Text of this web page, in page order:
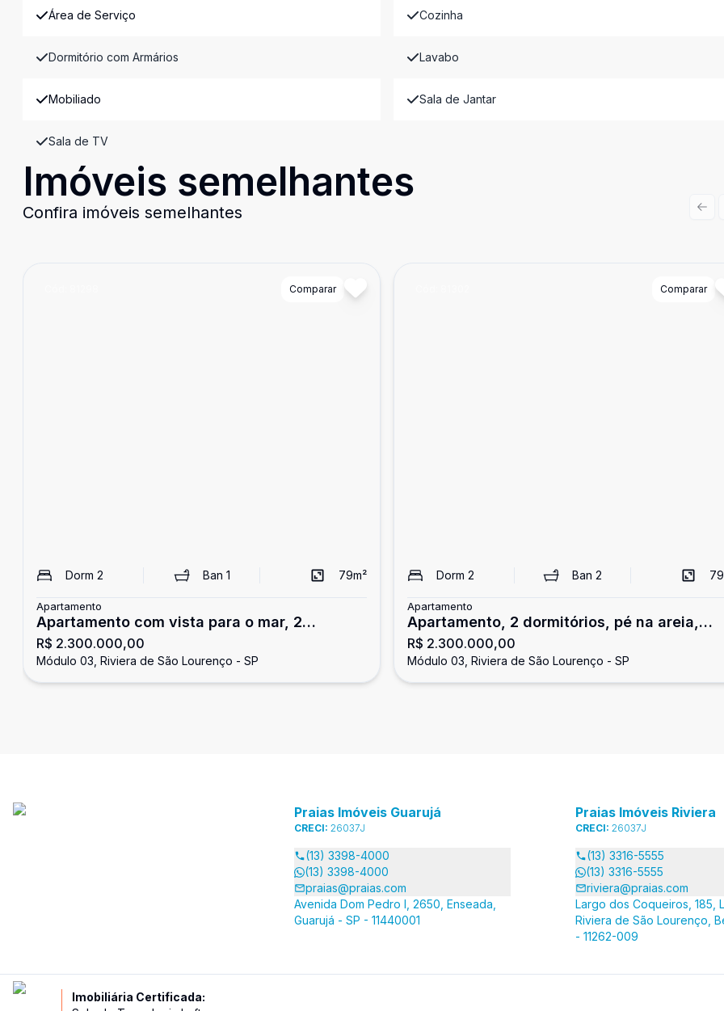
Área de Serviço Cozinha
Dormitório com Armários Lavabo
Mobiliado Sala de Jantar
Sala de TV
Imóveis semelhantes
Confira imóveis semelhantes
Comparar
Dorm 2 Ban 1 79m²
Apartamento
Apartamento com vista para o mar, 2
dormitórios, Riviera
R$ 2.300.000,00
Módulo 03, Riviera de São Lourenço - SP
Comparar
Dorm 2 Ban 2 79
Apartamento
Apartamento, 2 dormitórios, pé na areia,
Riviera de São Lourenço
R$ 2.300.000,00
Módulo 03, Riviera de São Lourenço - SP
Praias Imóveis Guarujá
CRECI: 26037J
(13) 3398-4000
(13) 3398-4000
praias@praias.com
Avenida Dom Pedro I, 2650, Enseada,
Guarujá - SP - 11440001
Praias Imóveis Riviera
CRECI: 26037J
(13) 3316-5555
(13) 3316-5555
riviera@praias.com
Largo dos Coqueiros, 185,
Riviera de São Lourenço,
- 11262-009
Imobiliária Certificada: